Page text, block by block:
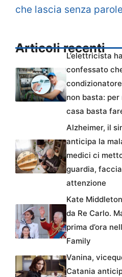
che lascia senza parole
Articoli recenti
L’elettricista ha
confessato
non basta:
casa basta
Alzheimer, il
anticipa la
medici ci
guardia,
attenzione
Kate
da Re Carlo.
prima d’ora
Family
Vanina,
Catania